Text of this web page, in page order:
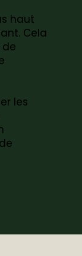
haut
Cela
de
les